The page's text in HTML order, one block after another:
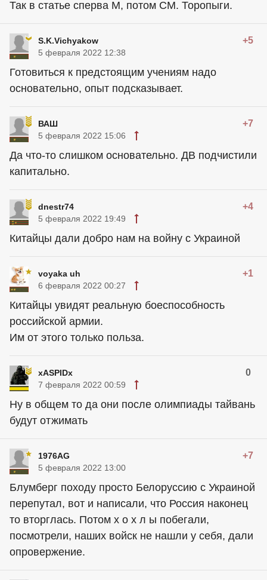
Так в статье сперва М, потом СМ. Торопыги.
S.K.Vichyakow +5
5 февраля 2022 12:38
Готовиться к предстоящим учениям надо
основательно, опыт подсказывает.
ВАШ +7
5 февраля 2022 15:06
Да что-то слишком основательно. ДВ подчистили
капитально.
dnestr74 +4
5 февраля 2022 19:49
Китайцы дали добро нам на войну с Украиной
voyaka uh +1
6 февраля 2022 00:27
Китайцы увидят реальную боеспособность
российской армии.
Им от этого только польза.
xASPIDx 0
7 февраля 2022 00:59
Ну в общем то да они после олимпиады тайвань
будут отжимать
1976AG +7
5 февраля 2022 13:00
Блумберг походу просто Белоруссию с Украиной
перепутал, вот и написали, что Россия наконец
то вторглась. Потом х о х л ы побегали,
посмотрели, наших войск не нашли у себя, дали
опровержение.